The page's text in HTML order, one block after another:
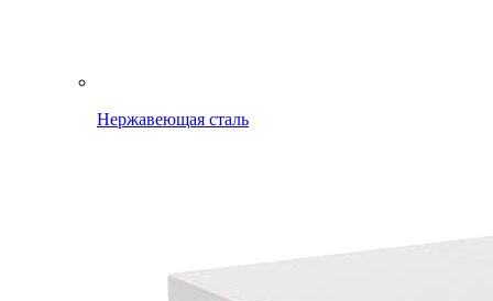
Нержавеющая сталь